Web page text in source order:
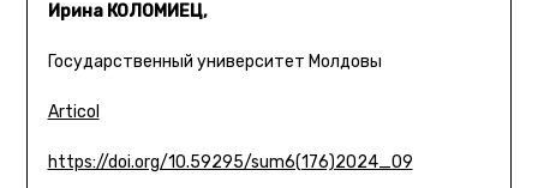
Ирина КОЛОМИЕЦ,
Государственный университет Молдовы
Articol
https://doi.org/10.59295/sum6(176)2024_09